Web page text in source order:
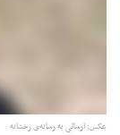
عکس: ارسالی به رسانه‌ی رخشانه